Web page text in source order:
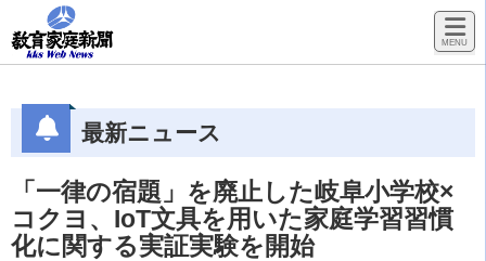
最新ニュース
「一律の宿題」を廃止した岐阜小学校×
コクヨ、IoT文具を用いた家庭学習習慣
化に関する実証実験を開始